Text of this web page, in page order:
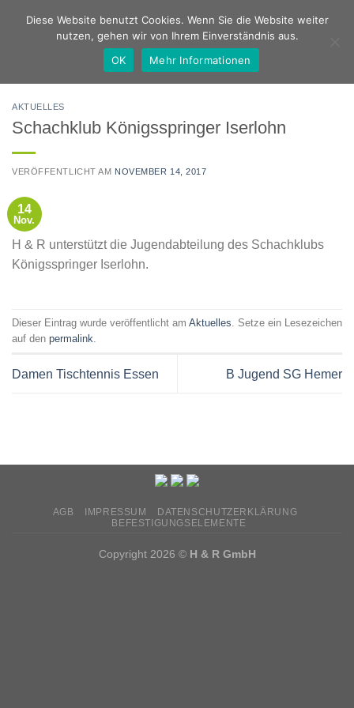
AKTUELLES
Schachklub Königsspringer Iserlohn
VERÖFFENTLICHT AM NOVEMBER 14, 2017
14
Nov.
H & R unterstützt die Jugendabteilung des Schachklubs
Königsspringer Iserlohn.
Dieser Eintrag wurde veröffentlicht am Aktuelles . Setze ein Lesezeichen
auf den permalink
Damen Tischtennis Essen B Jugend SG Hemer
AGB IMPRESSUM
DATENSCHUTZERKLÄRUNG
BEFESTIGUNGSELEMENTE
Copyright 2026 © H & R GmbH
Diese Website benutzt Cookies. Wenn Sie die Website weiter
nutzen, gehen wir von Ihrem Einverständnis aus.
OK
Mehr Informationen